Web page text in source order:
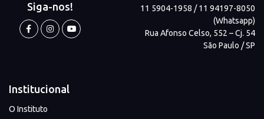
Siga-nos!
11 5904-1958 / 11 94197-8050
(Whatsapp)
Rua Afonso Celso, 552 – Cj. 54
São Paulo / SP
Institucional
O Instituto